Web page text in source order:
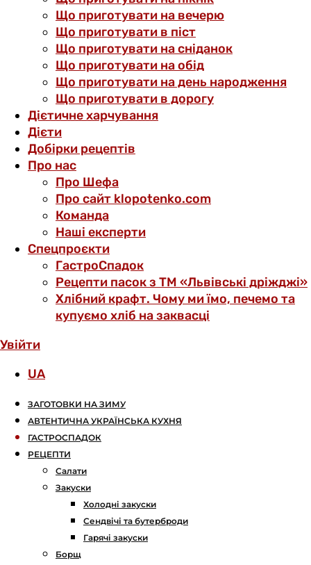
Що приготувати на вечерю
Що приготувати в піст
Що приготувати на сніданок
Що приготувати на обід
Що приготувати на день народження
Що приготувати в дорогу
Дієтичне харчування
Дієти
Добірки рецептів
Про нас
Про Шефа
Про сайт klopotenko.com
Команда
Наші експерти
Спецпроєкти
ГастроСпадок
Рецепти пасок з ТМ «Львівські дріжджі»
Хлібний крафт. Чому ми їмо, печемо та
купуємо хліб на заквасці
Увійти
UA
ЗАГОТОВКИ НА ЗИМУ
АВТЕНТИЧНА УКРАЇНСЬКА КУХНЯ
ГАСТРОСПАДОК
РЕЦЕПТИ
Салати
Закуски
Холодні закуски
Сендвічі та бутерброди
Гарячі закуски
Борщ